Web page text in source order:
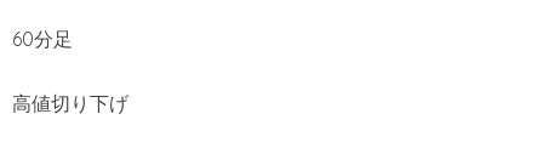
60分足
高値切り下げ